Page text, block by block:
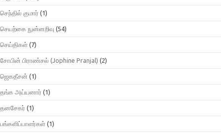
செந்தில் குமார் (1)
செயற்கை நுன்னறிவு (54)
செய்திகள் (7)
சோபின் பிராண்சல் (Jophine Pranjal) (2)
ஜெகதீசன் (1)
தங்க அய்யனார் (1)
தனசேகர் (1)
பங்களிப்பாளர்கள் (1)